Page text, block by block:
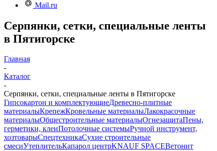
Mail.ru
Серпянки, сетки, специальные ленты
в Пятигорске
Главная
-
Каталог
-
Серпянки, сетки, специальные ленты в Пятигорске
Гипсокартон и комплектующиеДревесно-плитные
материалыКрепежКровельные материалыЛакокрасочные
материалыОбщестроительные материалыОгнезащитаПены,
герметики, клеиПотолочные системыРучной инструмент,
хозтоварыСпецтехникаСухие строительные
смесиУтеплительКапарол центрKNAUF SPACEВетонит